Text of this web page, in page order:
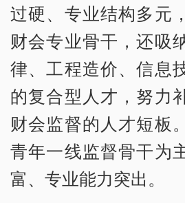
过硬、专业结构多元
财会专业骨干，还吸
律、工程造价、信息
的复合型人才，努力
财会监督的人才短板
青年一线监督骨干为
富、专业能力突出。